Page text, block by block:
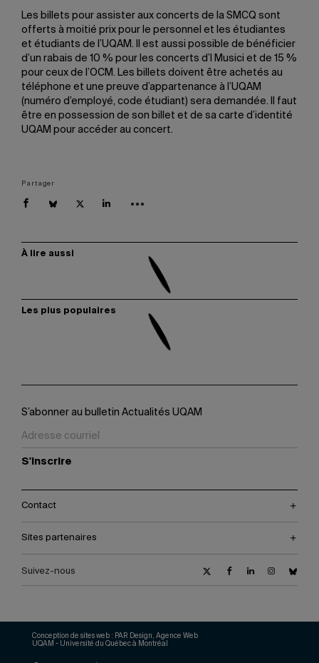
Les billets pour assister aux concerts de la SMCQ sont
offerts à moitié prix pour le personnel et les étudiantes
et étudiants de l’UQAM. Il est aussi possible de bénéficier
d’un rabais de 10 % pour les concerts d’I Musici et de 15 %
pour ceux de l’OCM. Les billets doivent être achetés au
téléphone et une preuve d’appartenance à l’UQAM
(numéro d’employé, code étudiant) sera demandée. Il faut
être en possession de son billet et de sa carte d’identité
UQAM pour accéder au concert.
Partager
À lire aussi
Les plus populaires
S’abonner au bulletin Actualités UQAM
S'inscrire
Contact
Sites partenaires
Suivez-nous
UQAM - Université du Québec à Montréal
Conception de sites web : PAR Design, Agence Web